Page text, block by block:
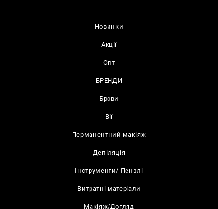
Новинки
Акції
Опт
БРЕНДИ
Брови
Вії
Перманентний макіяж
Депіляція
Інструменти/ Пензлі
Витратні матеріали
Макіяж/Догляд